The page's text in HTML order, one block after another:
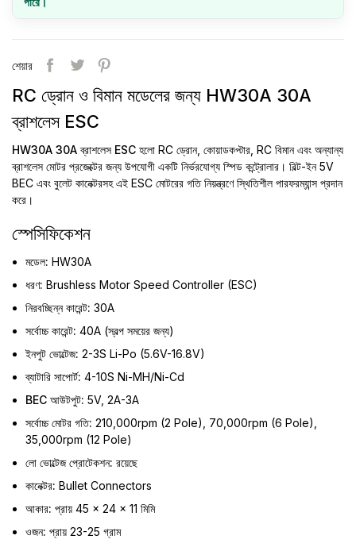
শেয়ার
RC ড্রোন ও বিমান মডেলের জন্য HW30A 30A
ব্রাশলেস ESC
HW30A 30A ব্রাশলেস ESC হলো RC ড্রোন, কোয়াডকপ্টার, RC বিমান এবং অন্যান্য
ব্রাশলেস মোটর প্রজেক্টের জন্য উপযোগী একটি নির্ভরযোগ্য স্পিড কন্ট্রোলার। বিল্ট-ইন 5V
BEC এবং বুলেট কানেক্টরসহ এই ESC মোটরের গতি নিয়ন্ত্রণে স্থিতিশীল পারফরম্যান্স প্রদান
করে।
স্পেসিফিকেশন
মডেল: HW30A
ধরণ: Brushless Motor Speed Controller (ESC)
নিরবচ্ছিন্ন কারেন্ট: 30A
সর্বোচ্চ কারেন্ট: 40A (স্বল্প সময়ের জন্য)
ইনপুট ভোল্টেজ: 2-3S Li-Po (5.6V-16.8V)
ব্যাটারি সাপোর্ট: 4-10S Ni-MH/Ni-Cd
BEC আউটপুট: 5V, 2A-3A
সর্বোচ্চ মোটর গতি: 210,000rpm (2 Pole), 70,000rpm (6 Pole),
35,000rpm (12 Pole)
লো ভোল্টেজ প্রোটেকশন: রয়েছে
কানেক্টর: Bullet Connectors
আকার: প্রায় 45 × 24 × 11 মিমি
ওজন: প্রায় 23-25 গ্রাম